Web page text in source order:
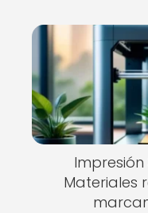
Materiales